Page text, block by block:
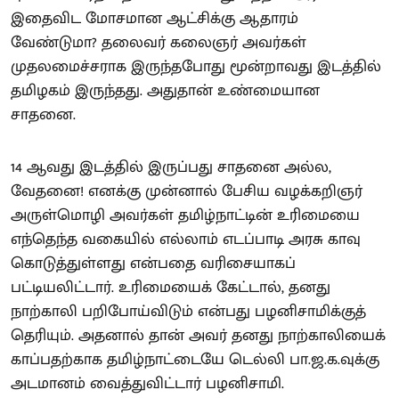
இதைவிட மோசமான ஆட்சிக்கு ஆதாரம்
வேண்டுமா? தலைவர் கலைஞர் அவர்கள்
முதலமைச்சராக இருந்தபோது மூன்றாவது இடத்தில்
தமிழகம் இருந்தது. அதுதான் உண்மையான
சாதனை.
14 ஆவது இடத்தில் இருப்பது சாதனை அல்ல,
வேதனை! எனக்கு முன்னால் பேசிய வழக்கறிஞர்
அருள்மொழி அவர்கள் தமிழ்நாட்டின் உரிமையை
எந்தெந்த வகையில் எல்லாம் எடப்பாடி அரசு காவு
கொடுத்துள்ளது என்பதை வரிசையாகப்
பட்டியலிட்டார். உரிமையைக் கேட்டால், தனது
நாற்காலி பறிபோய்விடும் என்பது பழனிசாமிக்குத்
தெரியும். அதனால் தான் அவர் தனது நாற்காலியைக்
காப்பதற்காக தமிழ்நாட்டையே டெல்லி பா.ஜ.க.வுக்கு
அடமானம் வைத்துவிட்டார் பழனிசாமி.